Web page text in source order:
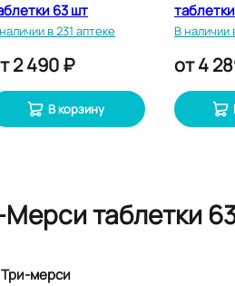
63 шт
в 231 аптеке
2 490 ₽
В корзину
В наличии
от4
таблетки
мерси